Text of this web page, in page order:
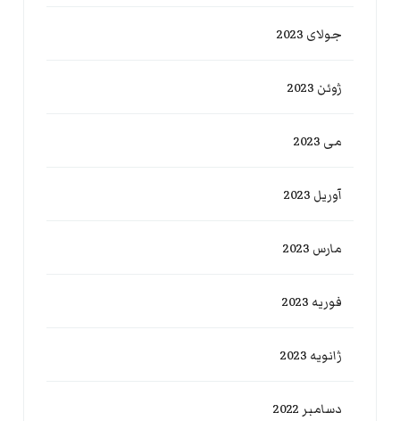
جولای 2023
ژوئن 2023
می 2023
آوریل 2023
مارس 2023
فوریه 2023
ژانویه 2023
دسامبر 2022